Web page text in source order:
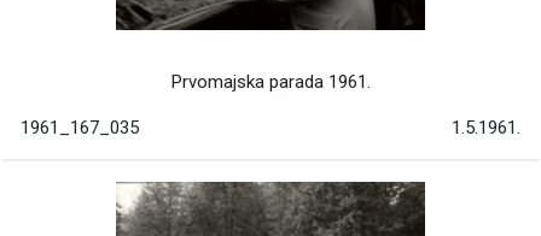
Prvomajska parada 1961.
1961_167_035 1.5.1961.